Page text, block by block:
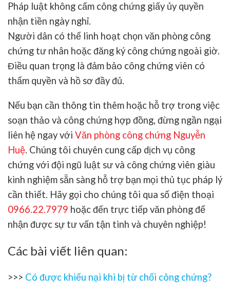
Pháp luật không cấm công chứng giấy ủy quyền
nhận tiền ngày nghỉ.
Người dân có thể linh hoạt chọn văn phòng công
chứng tư nhân hoặc đăng ký công chứng ngoài giờ.
Điều quan trọng là đảm bảo công chứng viên có
thẩm quyền và hồ sơ đầy đủ.
Nếu bạn cần thông tin thêm hoặc hỗ trợ trong việc
soạn thảo và công chứng hợp đồng, đừng ngần ngại
liên hệ ngay với Văn phòng công chứng Nguyễn
Huệ. Chúng tôi chuyên cung cấp dịch vụ công
chứng với đội ngũ luật sư và công chứng viên giàu
kinh nghiệm sẵn sàng hỗ trợ bạn mọi thủ tục pháp lý
cần thiết. Hãy gọi cho chúng tôi qua số điện thoại
0966.22.7979 hoặc đến trực tiếp văn phòng để
nhận được sự tư vấn tận tình và chuyên nghiệp!
Các bài viết liên quan:
>>> Có được khiếu nại khi bị từ chối công chứng?